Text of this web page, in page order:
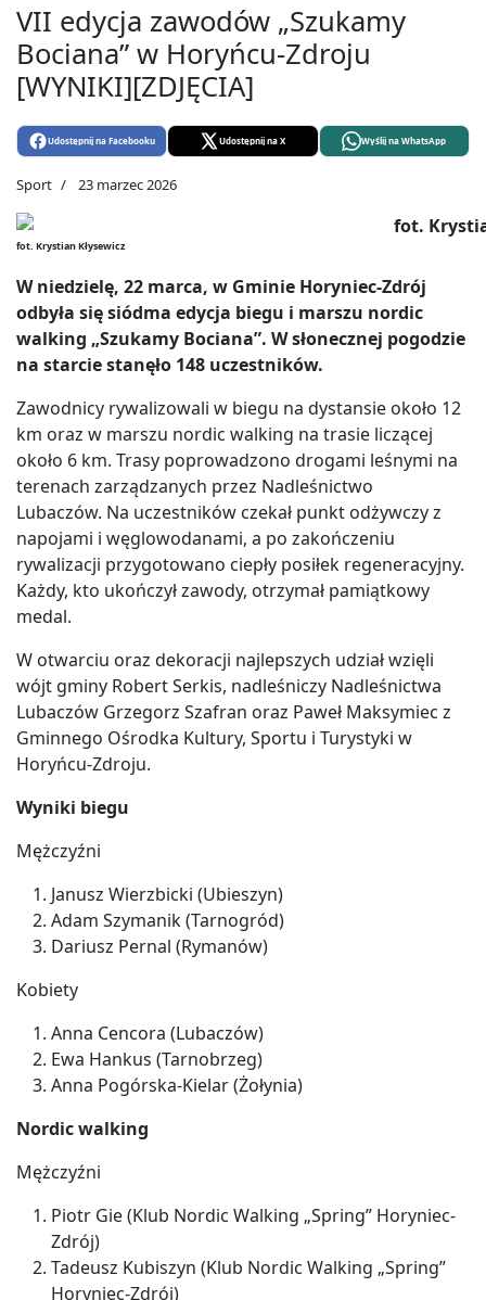
VII edycja zawodów „Szukamy
Bociana” w Horyńcu-Zdroju
[WYNIKI][ZDJĘCIA]
Udostępnij na Facebooku Udostępnij na X Wyślij na WhatsApp
Sport 23 marzec 2026
fot. Krystian Kłysewicz
W niedzielę, 22 marca, w Gminie Horyniec-Zdrój
odbyła się siódma edycja biegu i marszu nordic
walking „Szukamy Bociana”. W słonecznej pogodzie
na starcie stanęło 148 uczestników.
Zawodnicy rywalizowali w biegu na dystansie około 12
km oraz w marszu nordic walking na trasie liczącej
około 6 km. Trasy poprowadzono drogami leśnymi na
terenach zarządzanych przez Nadleśnictwo
Lubaczów. Na uczestników czekał punkt odżywczy z
napojami i węglowodanami, a po zakończeniu
rywalizacji przygotowano ciepły posiłek regeneracyjny.
Każdy, kto ukończył zawody, otrzymał pamiątkowy
medal.
W otwarciu oraz dekoracji najlepszych udział wzięli
wójt gminy Robert Serkis, nadleśniczy Nadleśnictwa
Lubaczów Grzegorz Szafran oraz Paweł Maksymiec z
Gminnego Ośrodka Kultury, Sportu i Turystyki w
Horyńcu-Zdroju.
Wyniki biegu
Mężczyźni
Janusz Wierzbicki (Ubieszyn)
Adam Szymanik (Tarnogród)
Dariusz Pernal (Rymanów)
Kobiety
Anna Cencora (Lubaczów)
Ewa Hankus (Tarnobrzeg)
Anna Pogórska-Kielar (Żołynia)
Nordic walking
Mężczyźni
Piotr Gie (Klub Nordic Walking „Spring” Horyniec-
Zdrój)
Tadeusz Kubiszyn (Klub Nordic Walking „Spring”
Horyniec-Zdrój)